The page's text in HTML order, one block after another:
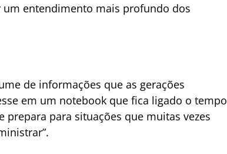
entendimento mais profundo dos
de informações que as gerações
em um notebook que fica ligado o tempo
para situações que muitas vezes